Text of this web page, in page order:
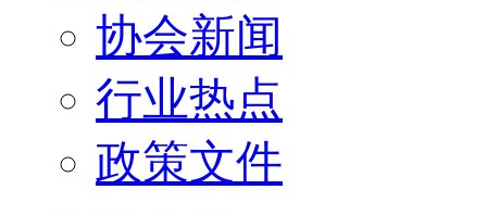
协会新闻
行业热点
政策文件